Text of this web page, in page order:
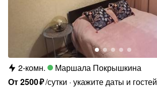
2-комн.
Маршала Покрышкина
От2500₽/сутки укажите даты и гостей